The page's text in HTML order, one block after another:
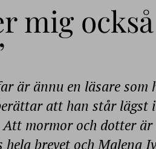
mig också
är ännu en läsare
att han står lägst
mormor och dotter
hela brevet och Malena